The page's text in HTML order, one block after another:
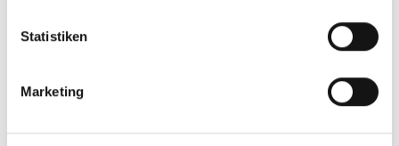
Statistiken
Marketing
This programme is a voluntary service of THERME ERDING.
Subject to alterations. Sometimes facemasks and peelings can
cases no liability can be accepted. The temperature declarations